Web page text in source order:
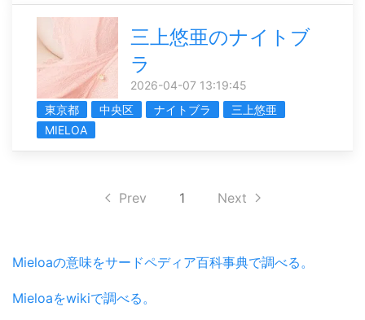
三上悠亜のナイトブ
ラ
2026-04-07 13:19:45
東京都
中央区 ナイトブラ
三上悠亜
MIELOA
Prev 1 Next
Mieloaの意味をサードペディア百科事典で調べる。
Mieloaをwikiで調べる。